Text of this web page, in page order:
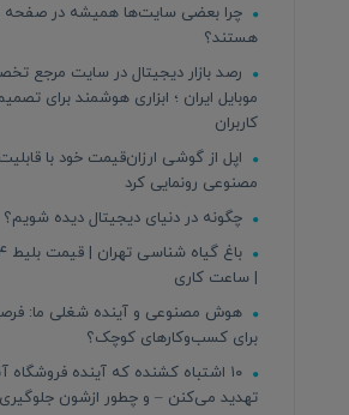
چرا بعضی سایت‌ها همیشه در صفحه
هستند؟
رصد بازار دیجیتال در سایت مرجع
موبایل ایران ؛ ابزاری هوشمند برای
کاربران
اپل از گوشی ارزان‌قیمت خود با
مصنوعی رونمایی کرد
چگونه در دنیای دیجیتال دیده شویم؟
| ساعت کاری
هوش مصنوعی و آینده شغلی ما:
برای کسب‌وکارهای کوچک؟
۱۰ اشتباه کشنده که آینده فروشگاه
تهدید می‌کنن – و چطور ازشون